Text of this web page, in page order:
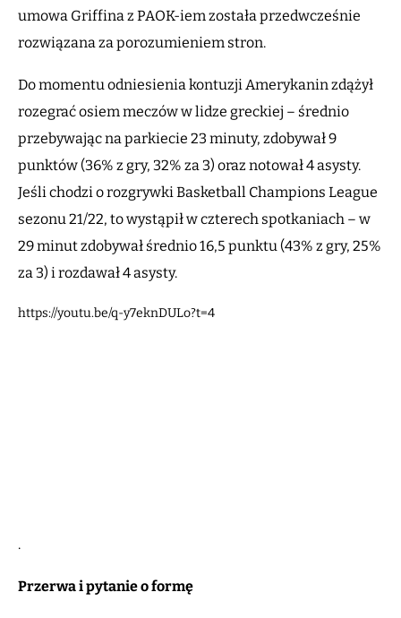
umowa Griffina z PAOK-iem została przedwcześnie
rozwiązana za porozumieniem stron.
Do momentu odniesienia kontuzji Amerykanin zdążył
rozegrać osiem meczów w lidze greckiej – średnio
przebywając na parkiecie 23 minuty, zdobywał 9
punktów (36% z gry, 32% za 3) oraz notował 4 asysty.
Jeśli chodzi o rozgrywki Basketball Champions League
sezonu 21/22, to wystąpił w czterech spotkaniach – w
29 minut zdobywał średnio 16,5 punktu (43% z gry, 25%
za 3) i rozdawał 4 asysty.
https://youtu.be/q-y7eknDULo?t=4
.
Przerwa i pytanie o formę